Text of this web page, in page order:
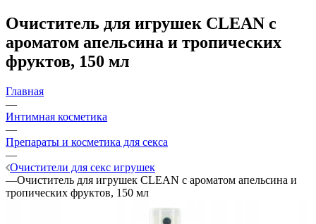
Очиститель для игрушек CLEAN с
ароматом апельсина и тропических
фруктов, 150 мл
Главная
—
Интимная косметика
—
Препараты и косметика для секса
—
Очистители для секс игрушек
—Очиститель для игрушек CLEAN с ароматом апельсина и
тропических фруктов, 150 мл